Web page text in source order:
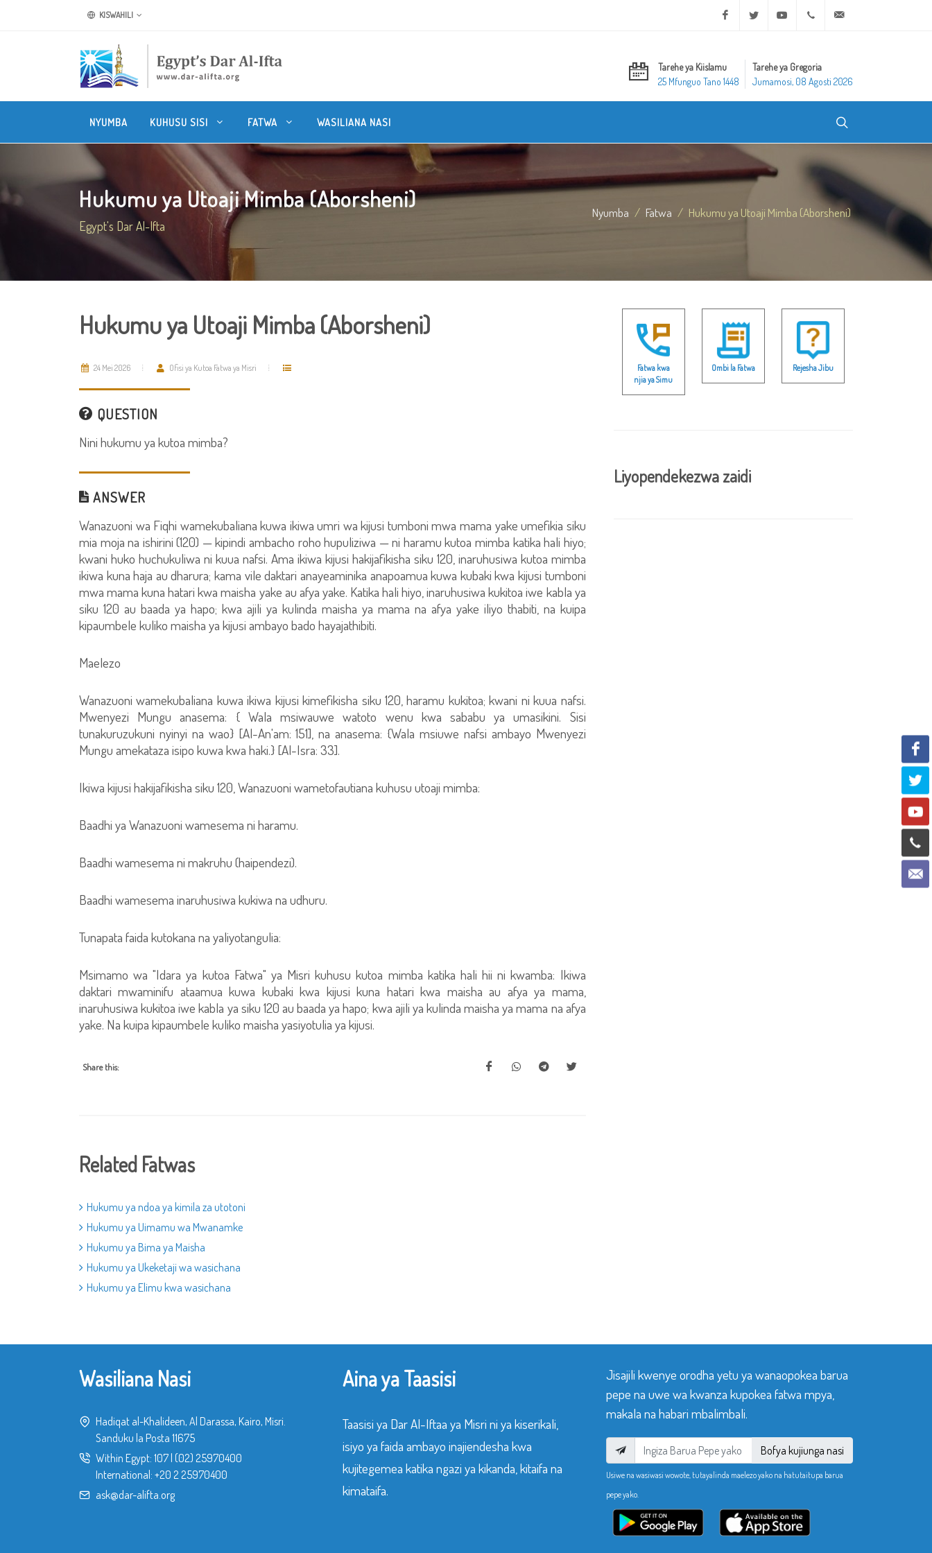
KISWAHILI Facebook Twitter Youtube +20 2 25970400
Tarehe ya Kiislamu
25 Mfunguo Tano 1448
Tarehe ya Gregoria
Jumamosi, 08 Agosti 2026
NYUMBA KUHUSU SISI FATWA WASILIANA NASI
Hukumu ya Utoaji Mimba (Aborsheni)
Egypt's Dar Al-Ifta
Nyumba Fatwa Hukumu ya Utoaji Mimba (Aborsheni)
Hukumu ya Utoaji Mimba (Aborsheni)
24 Mei 2026 Ofisi ya Kutoa Fatwa ya Misri
QUESTION
Nini hukumu ya kutoa mimba?
ANSWER
Wanazuoni wa Fiqhi wamekubaliana kuwa ikiwa umri wa kijusi tumboni mwa mama yake umefikia siku
mia moja na ishirini (120) — kipindi ambacho roho hupuliziwa — ni haramu kutoa mimba katika hali hiyo;
kwani huko huchukuliwa ni kuua nafsi. Ama ikiwa kijusi hakijafikisha siku 120, inaruhusiwa kutoa mimba
ikiwa kuna haja au dharura; kama vile daktari anayeaminika anapoamua kuwa kubaki kwa kijusi tumboni
mwa mama kuna hatari kwa maisha yake au afya yake. Katika hali hiyo, inaruhusiwa kukitoa iwe kabla ya
siku 120 au baada ya hapo; kwa ajili ya kulinda maisha ya mama na afya yake iliyo thabiti, na kuipa
kipaumbele kuliko maisha ya kijusi ambayo bado hayajathibiti.
Maelezo
Wanazuoni wamekubaliana kuwa ikiwa kijusi kimefikisha siku 120, haramu kukitoa; kwani ni kuua nafsi.
Mwenyezi Mungu anasema: { Wala msiwauwe watoto wenu kwa sababu ya umasikini. Sisi
tunakuruzukuni nyinyi na wao} [Al-An'am: 151], na anasema: {Wala msiuwe nafsi ambayo Mwenyezi
Mungu amekataza isipo kuwa kwa haki.} [Al-Isra: 33].
Ikiwa kijusi hakijafikisha siku 120, Wanazuoni wametofautiana kuhusu utoaji mimba:
Baadhi ya Wanazuoni wamesema ni haramu.
Baadhi wamesema ni makruhu (haipendezi).
Baadhi wamesema inaruhusiwa kukiwa na udhuru.
Tunapata faida kutokana na yaliyotangulia:
Msimamo wa "Idara ya kutoa Fatwa" ya Misri kuhusu kutoa mimba katika hali hii ni kwamba: Ikiwa
daktari mwaminifu ataamua kuwa kubaki kwa kijusi kuna hatari kwa maisha au afya ya mama,
inaruhusiwa kukitoa iwe kabla ya siku 120 au baada ya hapo; kwa ajili ya kulinda maisha ya mama na afya
yake. Na kuipa kipaumbele kuliko maisha yasiyotulia ya kijusi.
Share this:
Related Fatwas
Hukumu ya ndoa ya kimila za utotoni
Hukumu ya Uimamu wa Mwanamke
Hukumu ya Bima ya Maisha
Hukumu ya Ukeketaji wa wasichana
Hukumu ya Elimu kwa wasichana
Fatwa kwa
njia ya Simu
Ombi la Fatwa Rejesha Jibu
Liyopendekezwa zaidi
Wasiliana Nasi
Hadiqat al-Khalideen, Al Darassa, Kairo, Misri.
Sanduku la Posta 11675
Within Egypt: 107 (02) 25970400
International: +20 2 25970400
ask@dar-alifta.org
Aina ya Taasisi
Taasisi ya Dar Al-Iftaa ya Misri ni ya kiserikali,
isiyo ya faida ambayo inajiendesha kwa
kujitegemea katika ngazi ya kikanda, kitaifa na
kimataifa.
Jisajili kwenye orodha yetu ya wanaopokea barua
pepe na uwe wa kwanza kupokea fatwa mpya,
makala na habari mbalimbali.
Bofya kujiunga nasi
Usiwe na wasiwasi wowote, tutayalinda maelezo yako na hatutaitupa barua
pepe yako.